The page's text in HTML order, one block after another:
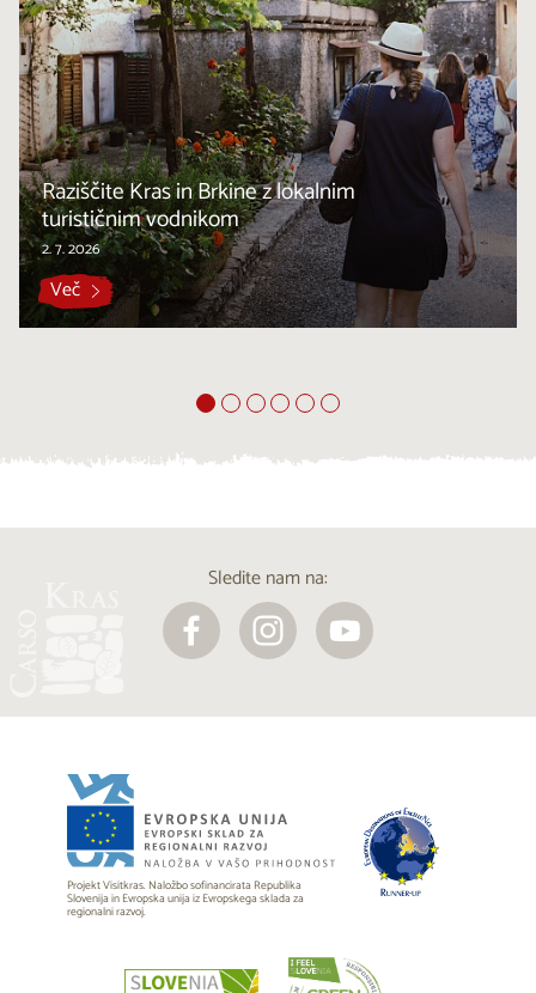
Raziščite Kras in Brkine z lokalnim
turističnim vodnikom
2. 7. 2026
Več
Sledite nam na:
Projekt Visitkras. Naložbo sofinancirata Republika
Slovenija in Evropska unija iz Evropskega sklada za
regionalni razvoj.